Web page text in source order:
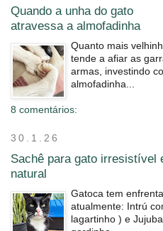
Quando a unha do gato
atravessa a almofadinha
Quanto mais
tende a afiar as
armas, investindo
almofadinha...
8 comentários:
30.1.26
Sachê para gato irresistível
natural
Gatoca tem
atualmente: Intrú
lagartinho ) e